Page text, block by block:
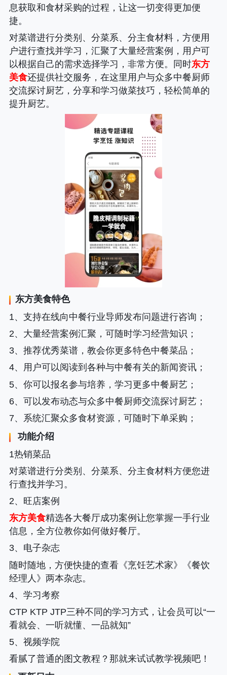
息获取和食材采购的过程，让这一切变得更加便
捷。
对菜谱进行分类别、分菜系、分主食材料，方便用
户进行查找并学习，汇聚了大量经营案例，用户可
以根据自己的需求选择学习，非常方便。同时东方
美食还提供社交服务，在这里用户与众多中餐厨师
交流探讨厨艺，分享和学习做菜技巧，轻松简单的
提升厨艺。
东方美食特色
1、支持在线向中餐行业导师发布问题进行咨询；
2、大量经营案例汇聚，可随时学习经营知识；
3、推荐优秀菜谱，教会你更多特色中餐菜品；
4、用户可以阅读到各种与中餐有关的新闻资讯；
5、你可以报名参与培养，学习更多中餐厨艺；
6、可以发布动态与众多中餐厨师交流探讨厨艺；
7、系统汇聚众多食材资源，可随时下单采购；
功能介绍
1热销菜品
对菜谱进行分类别、分菜系、分主食材料方便您进
行查找并学习。
2、旺店案例
东方美食精选各大餐厅成功案例让您掌握一手行业
信息，全方位教你如何做好餐厅。
3、电子杂志
随时随地，方便快捷的查看《烹饪艺术家》《餐饮
经理人》两本杂志。
4、学习考察
CTP KTP JTP三种不同的学习方式，让会员可以“一
看就会、一听就懂、一品就知”
5、视频学院
看腻了普通的图文教程？那就来试试教学视频吧！